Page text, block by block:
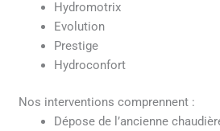
Hydromotrix
Evolution
Prestige
Hydroconfort
Nos interventions comprennent :
Dépose de l’ancienne